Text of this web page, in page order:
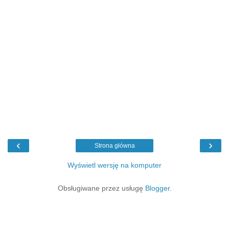
‹ ›
Strona główna
Wyświetl wersję na komputer
Obsługiwane przez usługę Blogger.